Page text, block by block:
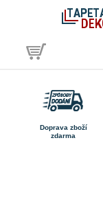
Doprava zboží
zdarma